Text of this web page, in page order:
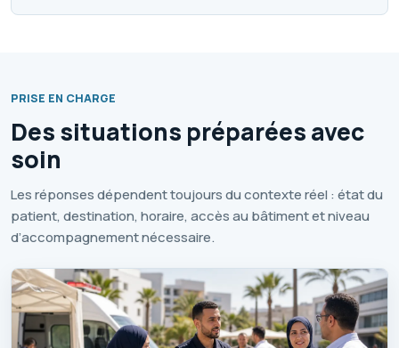
PRISE EN CHARGE
Des situations préparées avec
soin
Les réponses dépendent toujours du contexte réel : état du
patient, destination, horaire, accès au bâtiment et niveau
d’accompagnement nécessaire.